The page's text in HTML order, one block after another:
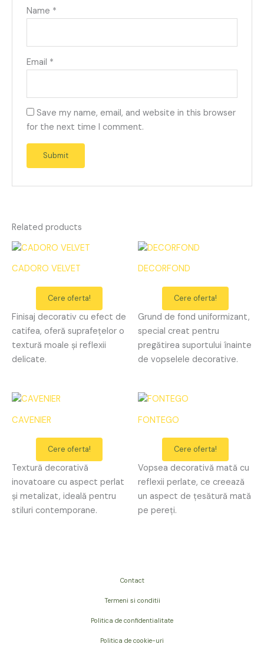
Name *
Email *
Save my name, email, and website in this browser
for the next time I comment.
Related products
CADORO VELVET
Cere oferta!
Finisaj decorativ cu efect de
catifea, oferă suprafețelor o
textură moale și reflexii
delicate.
DECORFOND
Cere oferta!
Grund de fond uniformizant,
special creat pentru
pregătirea suportului înainte
de vopselele decorative.
CAVENIER
Cere oferta!
Textură decorativă
inovatoare cu aspect perlat
și metalizat, ideală pentru
stiluri contemporane.
FONTEGO
Cere oferta!
Vopsea decorativă mată cu
reflexii perlate, ce creează
un aspect de țesătură mată
pe pereți.
Contact
Termeni si conditii
Politica de confidentialitate
Politica de cookie-uri